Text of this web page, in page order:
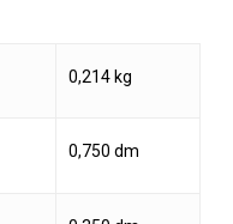
0,214 kg
0,750 dm